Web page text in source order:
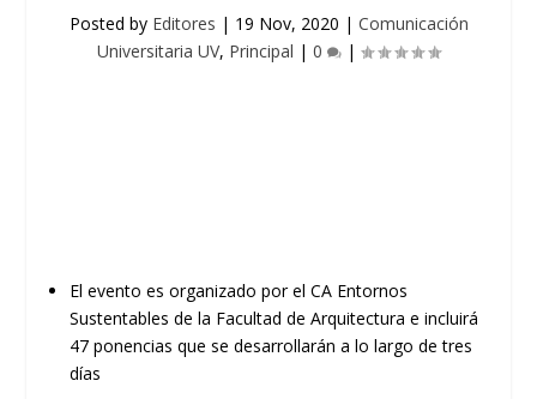
Posted by Editores | 19 Nov, 2020 | Comunicación
Universitaria UV, Principal | 0 |
Eleventoesorganizado por el CA Entornos
Sustentables de la Facultad de Arquitectura e incluirá
47 ponencias que se desarrollarán a lo largo de tres
días